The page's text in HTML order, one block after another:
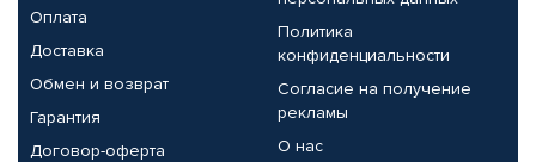
Оплата
Доставка
Обмен и возврат
Гарантия
Договор-оферта
Политика
конфиденциальности
Согласие на получение
рекламы
О нас